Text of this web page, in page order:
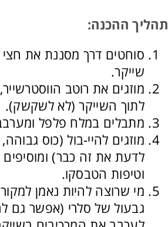
תהליך ההכנה:
סוחטים דרך מסננת את חצי
שייקר.
מוזגים את רוטב
לתוך השייקר (לא לשקשק).
מתבלים במלח פלפל
מוזגים להיי-בול (כוס
לדעת את זה כבר)
וטיפות הטבסקו.
מי שרוצה להיות נאמן
גבעול של סלרי (אפשר גם